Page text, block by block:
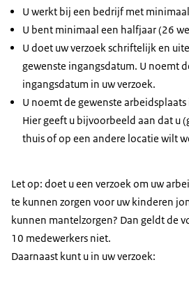
U werkt bij een bedrijf met
U bent minimaal een halfjaar (26
U doet uw verzoek schriftelijk en
gewenste ingangsdatum. U noemt
ingangsdatum in uw verzoek.
U noemt de gewenste arbeidsplaats
Hier geeft u bijvoorbeeld aan dat u
thuis of op een andere locatie wilt
Let op: doet u een verzoek om uw
te kunnen zorgen voor uw kinderen
kunnen mantelzorgen? Dan geldt de
10 medewerkers niet.
Daarnaast kunt u in uw verzoek: